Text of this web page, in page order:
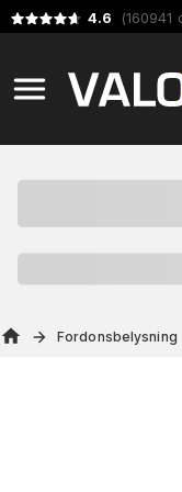
4.6 (160941
Fordonsbelysning